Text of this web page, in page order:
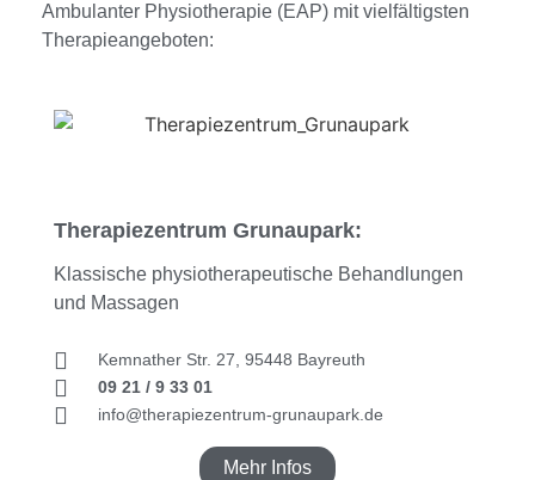
Ambulanter Physiotherapie (EAP) mit vielfältigsten
Therapieangeboten:
Therapiezentrum Grunaupark:
Klassische physiotherapeutische Behandlungen
und Massagen
Kemnather Str. 27, 95448 Bayreuth
09 21 / 9 33 01
info@therapiezentrum-grunaupark.de
Mehr Infos